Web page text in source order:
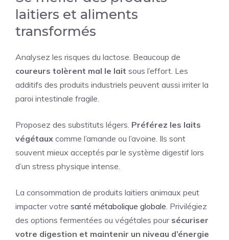
laitiers et aliments
transformés
Analysez les risques du lactose. Beaucoup de
coureurs tolèrent mal le lait sous l’effort. Les
additifs des produits industriels peuvent aussi irriter la
paroi intestinale fragile.
Proposez des substituts légers. Préférez les laits
végétaux comme l’amande ou l’avoine. Ils sont
souvent mieux acceptés par le système digestif lors
d’un stress physique intense.
La consommation de produits laitiers animaux peut
impacter votre santé métabolique globale. Privilégiez
des options fermentées ou végétales pour sécuriser
votre digestion et maintenir un niveau d’énergie